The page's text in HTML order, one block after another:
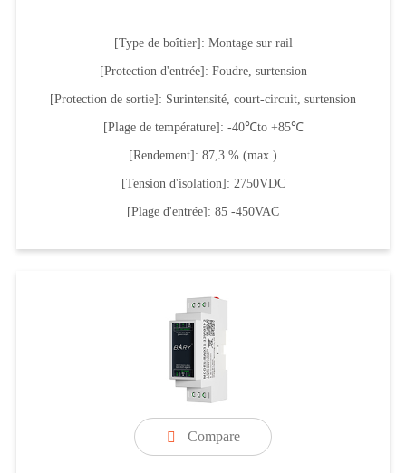
[Type de boîtier]: Montage sur rail
[Protection d'entrée]: Foudre, surtension
[Protection de sortie]: Surintensité, court-circuit, surtension
[Plage de température]: -40℃to +85℃
[Rendement]: 87,3 % (max.)
[Tension d'isolation]: 2750VDC
[Plage d'entrée]: 85 -450VAC
 Compare